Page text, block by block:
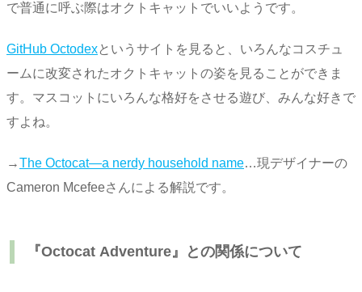
で普通に呼ぶ際はオクトキャットでいいようです。
GitHub Octodexというサイトを見ると、いろんなコスチュ
ームに改変されたオクトキャットの姿を見ることができま
す。マスコットにいろんな格好をさせる遊び、みんな好きで
すよね。
→The Octocat―a nerdy household name…現デザイナーの
Cameron Mcefeeさんによる解説です。
『Octocat Adventure』との関係について